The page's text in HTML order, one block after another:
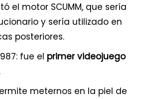
el motor SCUMM, que sería
y sería utilizado en
posteriores.
fue el primer videojuego
.
meternos en la piel de